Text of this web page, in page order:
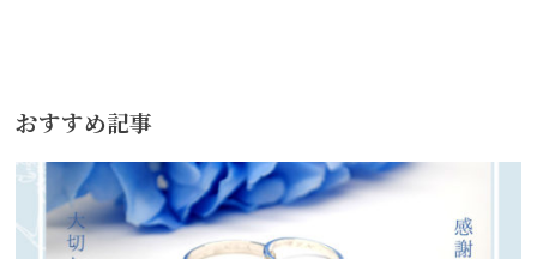
ビ
ー
シ
おすすめ記事